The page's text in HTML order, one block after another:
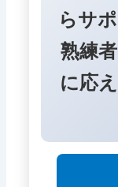
らサ
熟練
に応